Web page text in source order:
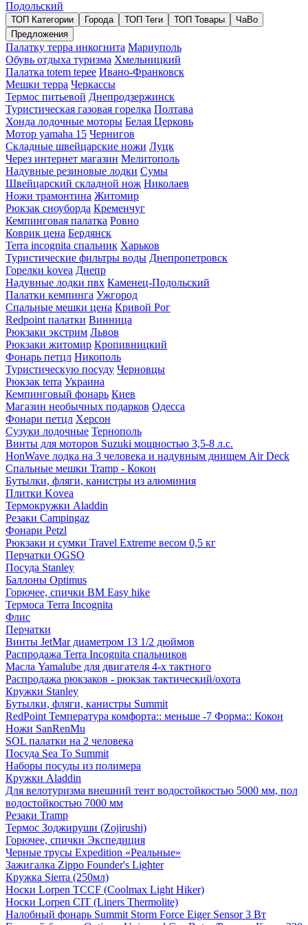
Подольский
ТОП Категории Города ТОП Теги ТОП Товары
ЧаВо
Предложения
Палатку терра инкогнита Мариуполь
Обувь отдыха туризма Хмельницкий
Палатка totem tepee Ивано-Франковск
Мешки терра Черкассы
Термос питьевой Днепродзержинск
Туристическая газовая горелка Полтава
Хонда лодочные моторы Белая Церковь
Мотор yamaha 15 Чернигов
Складные швейцарские ножи Луцк
Через интернет магазин Мелитополь
Надувные резиновые лодки Сумы
Швейцарский складной нож Николаев
Ножи трамонтина Житомир
Рюкзак сноуборда Кременчуг
Кемпинговая палатка Ровно
Коврик цена Бердянск
Terra incognita спальник Харьков
Туристические фильтры воды Днепропетровск
Горелки kovea Днепр
Надувные лодки пвх Каменец-Подольский
Палатки кемпинга Ужгород
Спальные мешки цена Кривой Рог
Redpoint палатки Винница
Рюкзаки экстрим Львов
Рюкзаки житомир Кропивницкий
Фонарь петцл Никополь
Туристическую посуду Черновцы
Рюкзак terra Украина
Кемпинговый фонарь Киев
Магазин необычных подарков Одесса
Фонари петцл Херсон
Сузуки лодочные Тернополь
Винты для моторов Suzuki мощностью 3,5-8 л.с.
HonWave лодка на 3 человека и надувным днищем Air Deck
Спальные мешки Tramp - Кокон
Бутылки, фляги, канистры из алюминия
Плитки Kovea
Термокружки Aladdin
Резаки Campingaz
Фонари Petzl
Рюкзаки и сумки Travel Extreme весом 0,5 кг
Перчатки OGSO
Посуда Stanley
Баллоны Optimus
Горючее, спички BM Easy hike
Термоса Terra Incognita
Флис
Перчатки
Винты JetMar диаметром 13 1/2 дюймов
Распродажа Terra Incognita спальников
Масла Yamalube для двигателя 4-х тактного
Распродажа рюкзаков - рюкзак тактический/охота
Кружки Stanley
Бутылки, фляги, канистры Summit
RedPoint Температура комфорта:: меньше -7 Форма:: Кокон
Ножи SanRenMu
SOL палатки на 2 человека
Посуда Sea To Summit
Наборы посуды из полимера
Кружки Aladdin
Для велотуризма внешний тент водостойкостью 5000 мм, пол
водостойкостью 7000 мм
Резаки Tramp
Термос Зоджируши (Zojirushi)
Горючее, спички Экспедиция
Черные трусы Expedition «Реальные»
Зажигалка Zippo Founder's Lighter
Кружка Sierra (250мл)
Носки Lorpen TCCF (Coolmax Light Hiker)
Носки Lorpen CIT (Liners Thermolite)
Налобный фонарь Summit Storm Force Eiger Sensor 3 Вт